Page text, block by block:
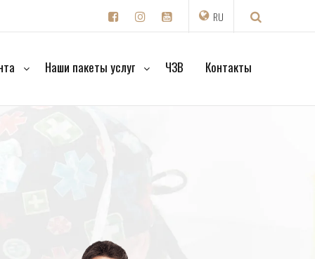
RU
Наши пакеты услуг ЧЗВ Контакты